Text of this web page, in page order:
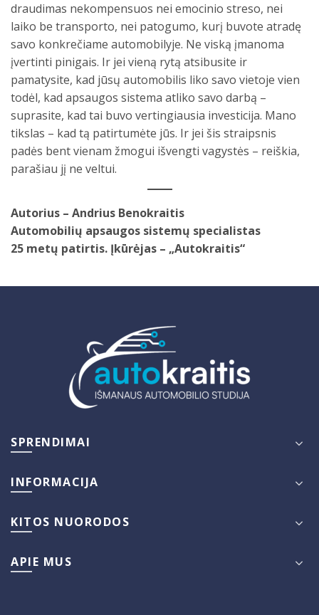
draudimas nekompensuos nei emocinio streso, nei
laiko be transporto, nei patogumo, kurį buvote atradę
savo konkrečiame automobilyje. Ne viską įmanoma
įvertinti pinigais. Ir jei vieną rytą atsibusite ir
pamatysite, kad jūsų automobilis liko savo vietoje vien
todėl, kad apsaugos sistema atliko savo darbą –
suprasite, kad tai buvo vertingiausia investicija. Mano
tikslas – kad tą patirtumėte jūs. Ir jei šis straipsnis
padės bent vienam žmogui išvengti vagystės – reiškia,
parašiau jį ne veltui.
Autorius – Andrius Benokraitis
Automobilių apsaugos sistemų specialistas
25 metų patirtis. Įkūrėjas – „Autokraitis“
SPRENDIMAI
INFORMACIJA
KITOS NUORODOS
APIE MUS